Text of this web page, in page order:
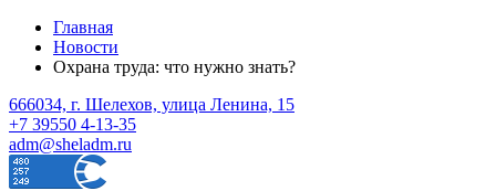
Главная
Новости
Охрана труда: что нужно знать?
666034, г. Шелехов, улица Ленина, 15
+7 39550 4-13-35
adm@sheladm.ru